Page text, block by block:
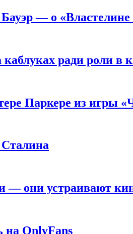
— о «Властелине
каблуках ради роли в
Паркере из игры
— они устраивают
на OnlyFans